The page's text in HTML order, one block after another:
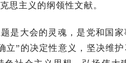
思主义的纲领性文献。
是大会的灵魂，是党和国
立”的决定性意义，坚决维